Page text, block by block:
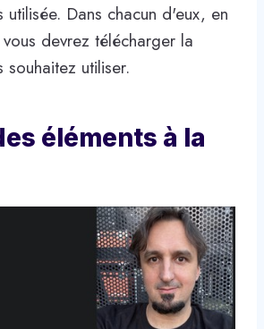
utilisée. Dans chacun d'eux, en
devrez télécharger la
utiliser.
éléments à la